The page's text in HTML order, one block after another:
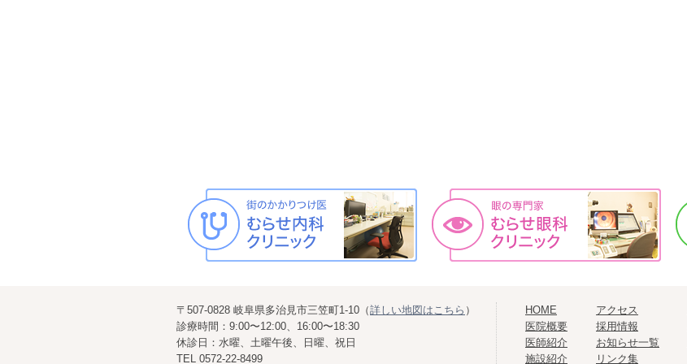
〒507-0828 岐阜県多治見市三笠町1-10（詳しい地図はこちら ）
診療時間：9:00〜12:00、16:00〜18:30
休診日：水曜、土曜午後、日曜、祝日
TEL 0572-22-8499
HOME
医院概要
医師紹介
施設紹介
アクセス
採用情報
お知らせ一覧
リンク集